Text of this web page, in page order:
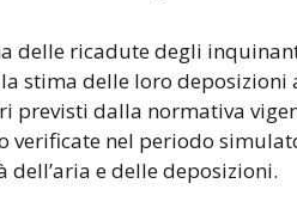
delle ricadute degli
stima delle loro
previsti dalla normativa
verificate nel periodo
e delle deposizioni.